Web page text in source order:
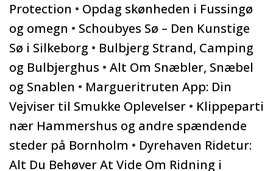
Protection • Opdag skønheden i Fussingø
og omegn • Schoubyes Sø – Den Kunstige
Sø i Silkeborg • Bulbjerg Strand, Camping
og Bulbjerghus • Alt Om Snæbler, Snæbel
og Snablen • Margueritruten App: Din
Vejviser til Smukke Oplevelser • Klippeparti
nær Hammershus og andre spændende
steder på Bornholm • Dyrehaven Ridetur:
Alt Du Behøver At Vide Om Ridning i